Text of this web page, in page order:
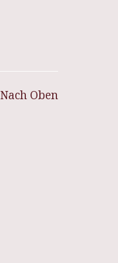
Nach Oben